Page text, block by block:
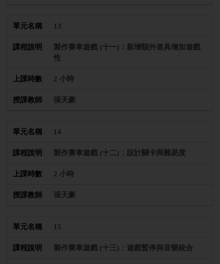
13
製作賽車遊戲 (十一)：新增額外道具增加遊戲
性
2 小時
張天豪
14
製作賽車遊戲 (十二)：設計關卡與難易度
2 小時
張天豪
15
製作賽車遊戲 (十三)：遊戲暫停與音樂統合